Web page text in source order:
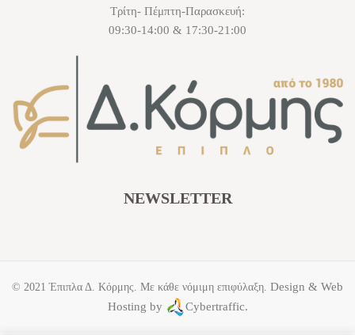
Τρίτη- Πέμπτη-Παρασκευή:
09:30-14:00 & 17:30-21:00
NEWSLETTER
© 2021 Έπιπλα Δ. Κόρμης. Με κάθε νόμιμη επιφύλαξη. Design & Web
Hosting by
Cybertraffic.